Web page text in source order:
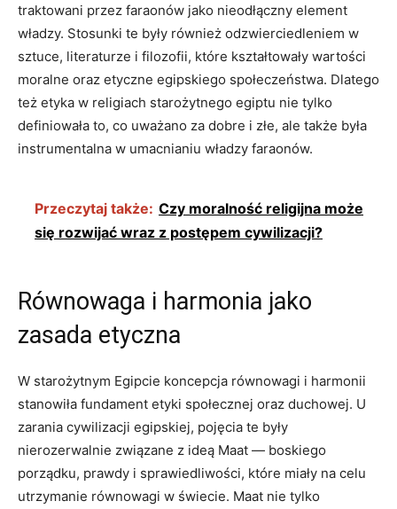
traktowani przez faraonów jako nieodłączny element
władzy. Stosunki te ‍były również ‌odzwierciedleniem w
sztuce, literaturze i filozofii, które kształtowały wartości
moralne oraz ​etyczne ⁤egipskiego społeczeństwa. Dlatego⁤
też etyka w religiach starożytnego egiptu nie tylko
definiowała to, co uważano za ​dobre i złe, ⁤ale także była
instrumentalna w ​umacnianiu ‌władzy faraonów.
Przeczytaj także: Czy moralność religijna może
się rozwijać wraz z postępem cywilizacji?
Równowaga i harmonia jako
‌zasada etyczna
W starożytnym Egipcie koncepcja równowagi i harmonii​
stanowiła fundament etyki społecznej oraz duchowej. U
zarania cywilizacji egipskiej, pojęcia te były
nierozerwalnie związane z ideą Maat — boskiego
porządku, prawdy i sprawiedliwości, które miały na celu
utrzymanie równowagi w‌ świecie. Maat nie tylko